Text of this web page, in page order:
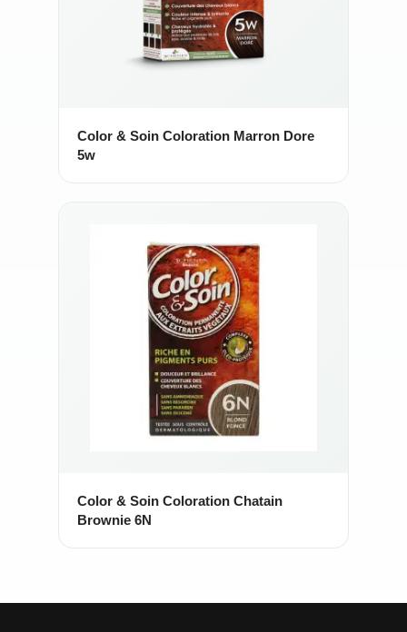
Color & Soin Coloration Marron Dore
5w
Color & Soin Coloration Chatain
Brownie 6N